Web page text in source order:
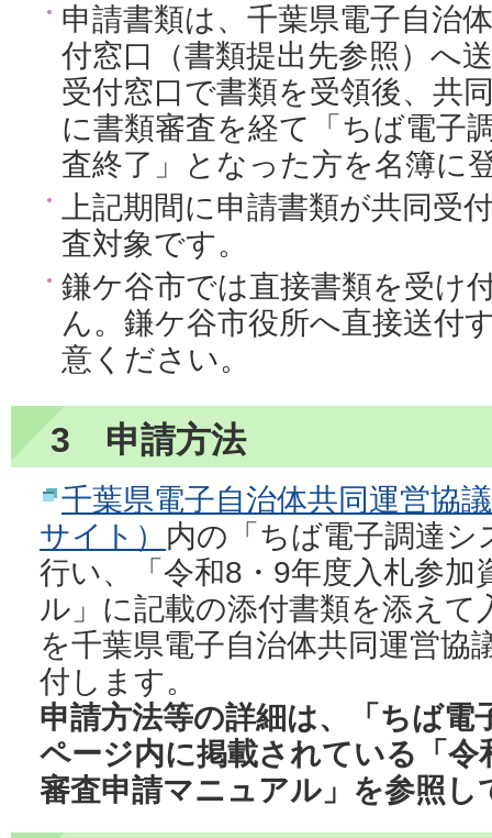
申請書類は、千葉県電子自治
付窓口（書類提出先参照）へ
受付窓口で書類を受領後、共
に書類審査を経て「ちば電子
査終了」となった方を名簿に
上記期間に申請書類が共同受
査対象です。
鎌ケ谷市では直接書類を受け
ん。鎌ケ谷市役所へ直接送付
意ください。
3 申請方法
千葉県電子自治体共同運営協
サイト） 内の「ちば電子調達
行い、「令和8・9年度入札参加
ル」に記載の添付書類を添えて
を千葉県電子自治体共同運営協
付します。
申請方法等の詳細は、「ちば電
ページ内に掲載されている「令
審査申請マニュアル」を参照し